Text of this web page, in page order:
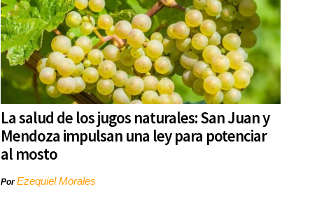
La salud de los jugos naturales: San Juan y
Mendoza impulsan una ley para potenciar
al mosto
PorEzequiel Morales